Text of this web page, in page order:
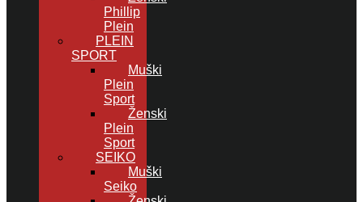
Phillip
Plein
PLEIN
SPORT
Muški
Plein
Sport
Ženski
Plein
Sport
SEIKO
Muški
Seiko